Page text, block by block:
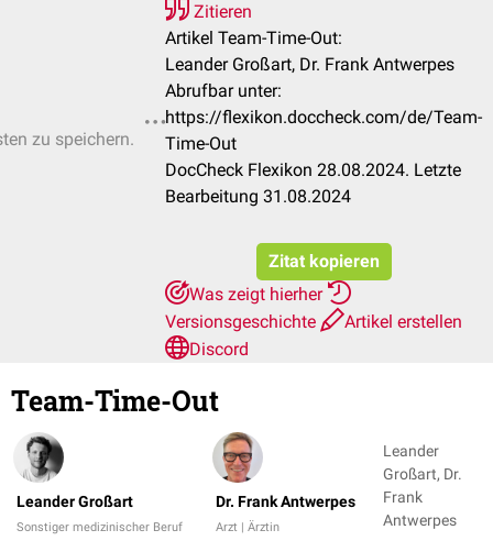
zu speichern.
Zitieren
Artikel Team-Time-Out:
Leander Großart, Dr. Frank Antwerpes
Abrufbar unter:
https://flexikon.doccheck.com/de/Team-
Time-Out
DocCheck Flexikon 28.08.2024. Letzte
Bearbeitung 31.08.2024
Zitat kopieren
Was zeigt hierher
Versionsgeschichte
Artikel erstellen
Discord
Team-Time-Out
Leander Großart
Sonstiger medizinischer Beruf
Dr. Frank Antwerpes
Arzt | Ärztin
Leander
Großart, Dr.
Frank
Antwerpes